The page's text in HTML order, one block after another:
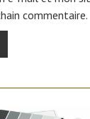
commentaire.